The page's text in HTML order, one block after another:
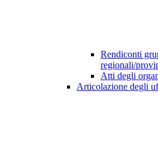
Rendiconti
regionali/
Atti degli
Articolazione degli